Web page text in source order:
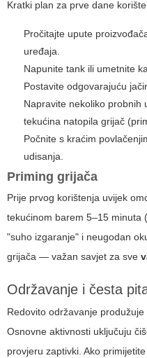
Kratki plan za prve dane
Pročitajte upute
uređaja.
Napunite tank ili umetnite
Postavite odgovarajuću
Napravite nekoliko probnih
tekućina natopila grijač
Počnite s kraćim
udisanja.
Priming grijača
Prije prvog korištenja uvijek
tekućinom barem 5–15 minuta
"suho izgaranje" i neugodan
grijača — važan savjet za sve
Održavanje i česta
Redovito održavanje
Osnovne aktivnosti uključuju
provjeru zaptivki. Ako